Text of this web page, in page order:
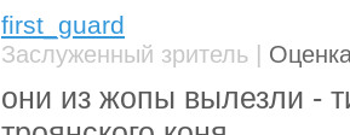
first_guard
Заслуженный зритель |
они из жопы вылезли -